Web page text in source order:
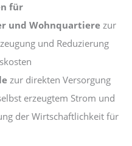
für
und Wohnquartiere zur
und Reduzierung
zur direkten Versorgung
erzeugtem Strom und
der Wirtschaftlichkeit für